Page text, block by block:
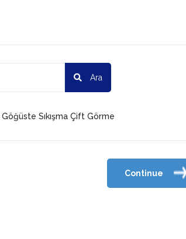
Ara
Göğüste Sıkışma Çift Görme
Continue